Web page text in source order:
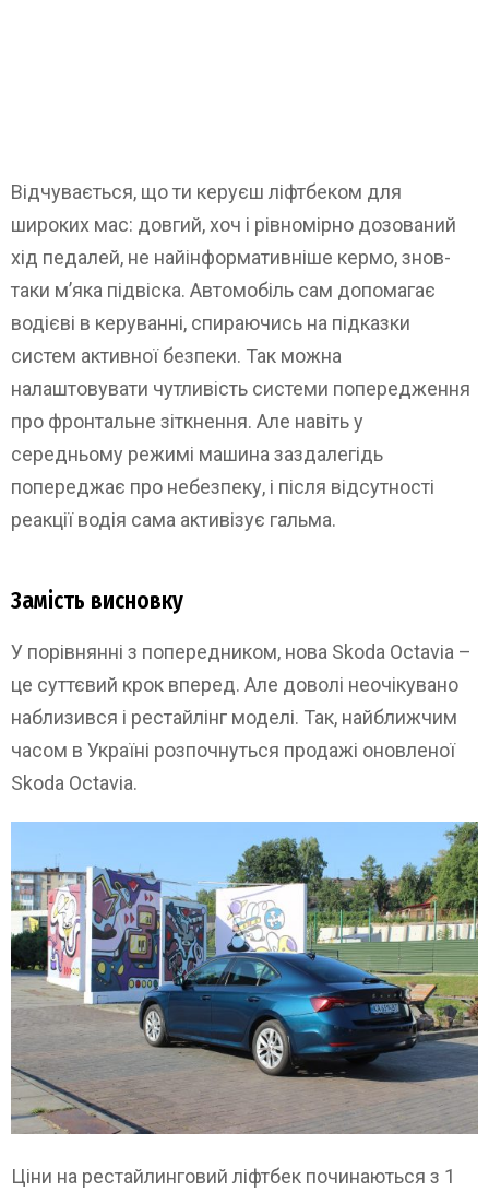
Відчувається, що ти керуєш ліфтбеком для
широких мас: довгий, хоч і рівномірно дозований
хід педалей, не найінформативніше кермо, знов-
таки м’яка підвіска. Автомобіль сам допомагає
водієві в керуванні, спираючись на підказки
систем активної безпеки. Так можна
налаштовувати чутливість системи попередження
про фронтальне зіткнення. Але навіть у
середньому режимі машина заздалегідь
попереджає про небезпеку, і після відсутності
реакції водія сама активізує гальма.
Замість висновку
У порівнянні з попередником, нова Skoda Octavia –
це суттєвий крок вперед. Але доволі неочікувано
наблизився і рестайлінг моделі. Так, найближчим
часом в Україні розпочнуться продажі оновленої
Skoda Octavia.
Ціни на рестайлинговий ліфтбек починаються з 1